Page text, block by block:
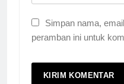
Simpan nama,
peramban ini untuk